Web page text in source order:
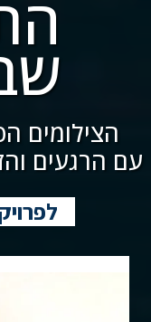
הצילומים
עם הרגעים